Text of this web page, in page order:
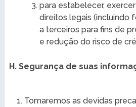
para estabelecer,
direitos legais (incluindo
a terceiros para fins de
e redução do risco de
H. Segurança de suas
Tomaremos as devidas